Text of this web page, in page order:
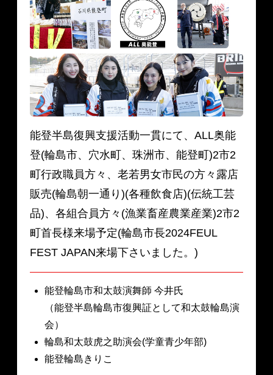
能登半島復興支援活動一貫にて、ALL奥能
登(輪島市、穴水町、珠洲市、能登町)2市2
町行政職員方々、老若男女市民の方々露店
販売(輪島朝一通り)(各種飲食店)(伝統工芸
品)、各組合員方々(漁業畜産農業産業)2市2
町首長様来場予定(輪島市長2024FEUL
FEST JAPAN来場下さいました。)
能登輪島市和太鼓演舞師 今井氏
（能登半島輪島市復興証として和太鼓輪島演
会）
輪島和太鼓虎之助演会(学童青少年部)
能登輪島きりこ